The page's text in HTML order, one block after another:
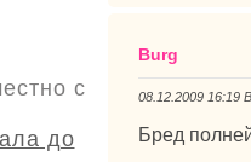
Burg
08.12.2009 16:19
Бред
с
до